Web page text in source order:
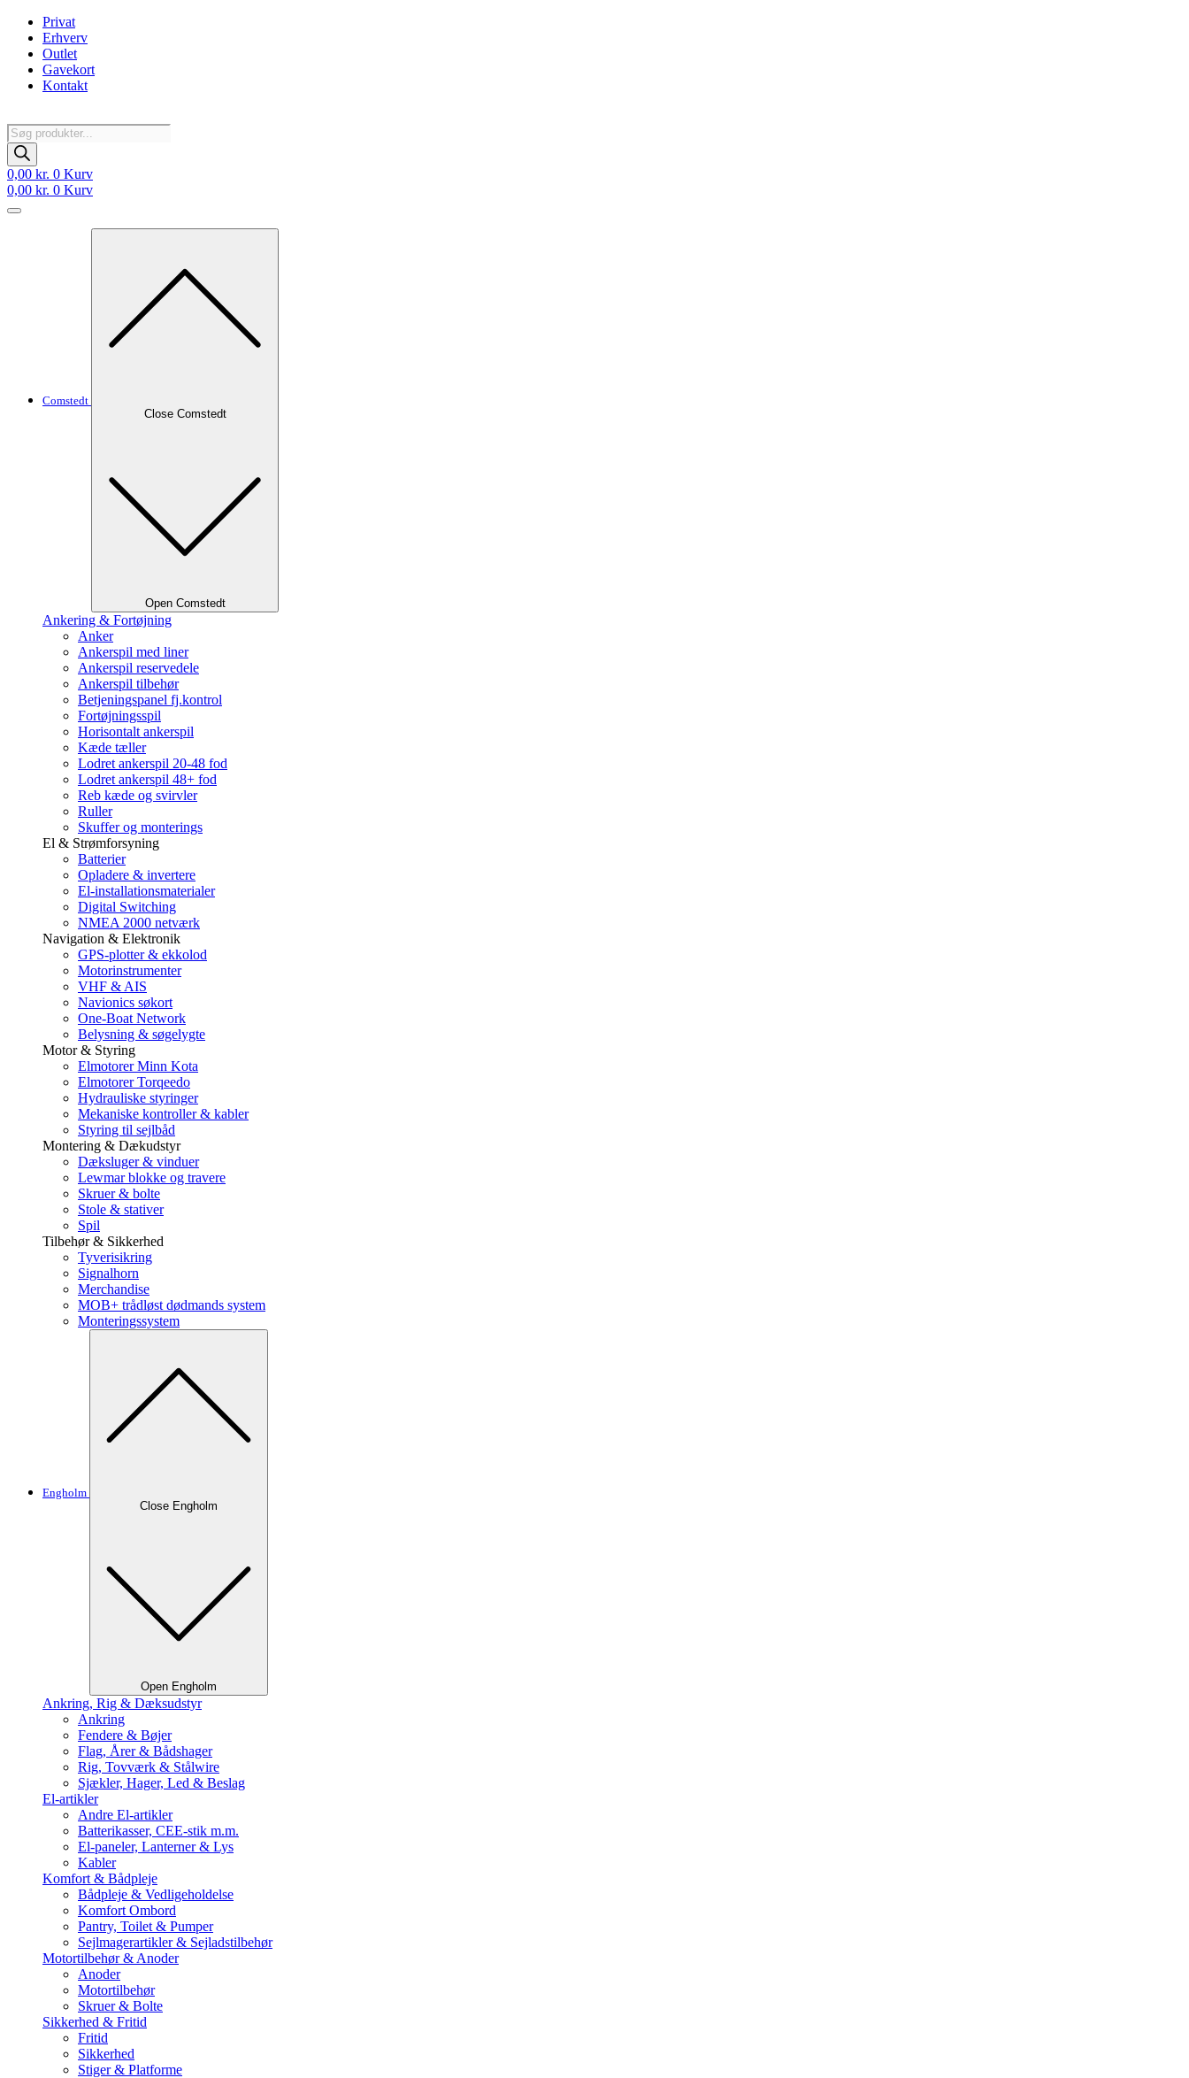
Videre
indhold
Privat
Erhverv
Outlet
Gavekort
Kontakt
Products
search
0,00 kr. 0 Kurv
0,00 kr. 0 Kurv
Comstedt
Close Comstedt
Open Comstedt
Ankering & Fortøjning
Anker
Ankerspil med liner
Ankerspil reservedele
Ankerspil tilbehør
Betjeningspanel fj.kontrol
Fortøjningsspil
Horisontalt ankerspil
Kæde tæller
Lodret ankerspil 20-48 fod
Lodret ankerspil 48+ fod
Reb kæde og svirvler
Ruller
Skuffer og monterings
El & Strømforsyning
Batterier
Opladere & invertere
El-installationsmaterialer
Digital Switching
NMEA 2000 netværk
Navigation & Elektronik
GPS-plotter & ekkolod
Motorinstrumenter
VHF & AIS
Navionics søkort
One-Boat Network
Belysning & søgelygte
Motor & Styring
Elmotorer Minn Kota
Elmotorer Torqeedo
Hydrauliske styringer
Mekaniske kontroller & kabler
Styring til sejlbåd
Montering & Dækudstyr
Dæksluger & vinduer
Lewmar blokke og travere
Skruer & bolte
Stole & stativer
Spil
Tilbehør & Sikkerhed
Tyverisikring
Signalhorn
Merchandise
MOB+ trådløst dødmands system
Monteringssystem
Engholm
Close Engholm
Open Engholm
Ankring, Rig & Dæksudstyr
Ankring
Fendere & Bøjer
Flag, Årer & Bådshager
Rig, Tovværk & Stålwire
Sjækler, Hager, Led & Beslag
El-artikler
Andre El-artikler
Batterikasser, CEE-stik m.m.
El-paneler, Lanterner & Lys
Kabler
Komfort & Bådpleje
Bådpleje & Vedligeholdelse
Komfort Ombord
Pantry, Toilet & Pumper
Sejlmagerartikler & Sejladstilbehør
Motortilbehør & Anoder
Anoder
Motortilbehør
Skruer & Bolte
Sikkerhed & Fritid
Fritid
Sikkerhed
Stiger & Platforme